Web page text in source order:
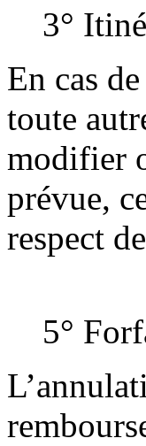
3°
En cas
toute
modifier
prévue,
respect
5°